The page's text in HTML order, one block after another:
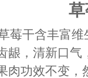
莓干含丰富
龈，清新口
肉功效不变，